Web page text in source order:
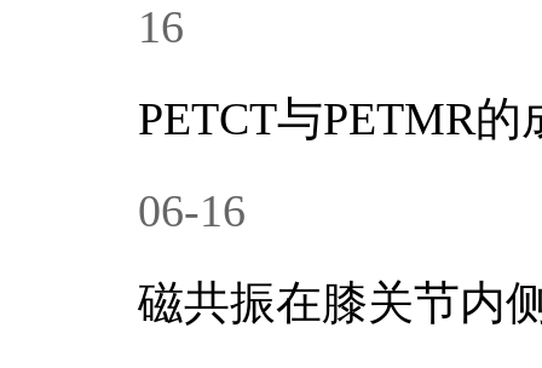
16
PETCT与PETMR
06-16
磁共振在膝关节内